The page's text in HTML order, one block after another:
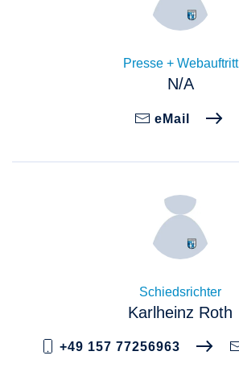
Presse + Webauftritt
N/A
eMail
Schiedsrichter
Karlheinz Roth
+49 157 77256963